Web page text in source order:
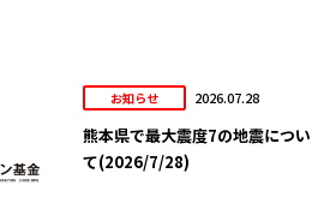
お知らせ 2026.07.28
熊本県で最大震度7の地震につい
て(2026/7/28)